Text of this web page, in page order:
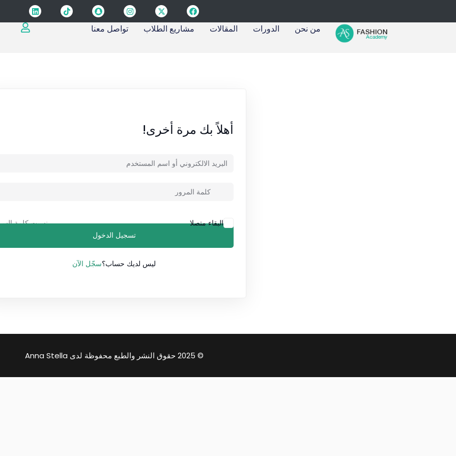
من نحن الدورات المقالات مشاريع الطلاب تواصل معنا
أهلاً بك مرة أخرى!
البقاء متصلا نسيت كلمة
تسجيل الدخول
ليس لديك حساب؟سجّل الآن
© 2025 حقوق النشر والطبع محفوظة لدى Anna Stella
Remember me
Lost your password?